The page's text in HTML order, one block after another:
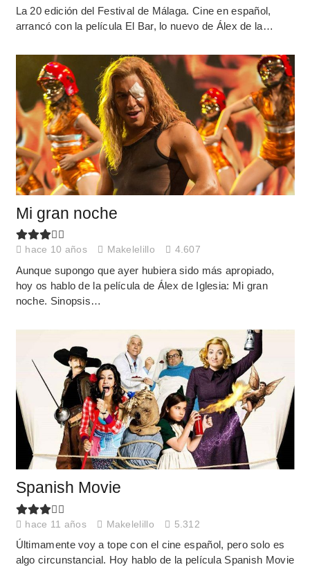
La 20 edición del Festival de Málaga. Cine en español,
arrancó con la película El Bar, lo nuevo de Álex de la…
Mi gran noche
hace 10 años Makelelillo 4.607
Aunque supongo que ayer hubiera sido más apropiado,
hoy os hablo de la película de Álex de Iglesia: Mi gran
noche. Sinopsis…
Spanish Movie
hace 11 años Makelelillo 5.312
Últimamente voy a tope con el cine español, pero solo es
algo circunstancial. Hoy hablo de la película Spanish Movie